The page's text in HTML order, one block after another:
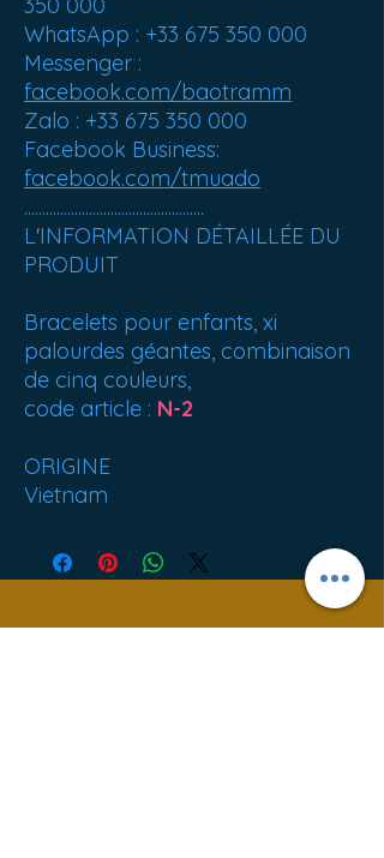
WhatsApp : +33 675 350 000
Messenger :
facebook.com/baotramm
Zalo : +33 675 350 000
Facebook Business:
facebook.com/tmuado
..................................................
L'INFORMATION DÉTAILLÉE DU
PRODUIT
Bracelets pour enfants, xi
palourdes géantes, combinaison
de cinq couleurs,
code article : N-2
ORIGINE
Vietnam